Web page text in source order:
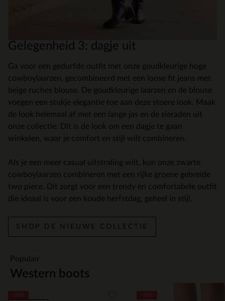
Gelegenheid 3: dagje uit
Ga voor een gedurfde outfit met onze goudkleurige hoge
cowboylaarzen, gecombineerd met een loose fit jeans met
beige ruches blouse. De goudkleurige laarzen en de blouse
voegen een stukje elegantie toe aan deze stoere look. Maak
de look helemaal af met een lange jas en de sieraden uit
onze collectie. Dit is dé look om een dagje te gaan
winkelen, waar je comfort en stijl wilt combineren.
Als je een meer casual uitstraling wilt, kun onze zwarte
cowboylaarzen combineren met een rijke groene gebreide
two piece. Dit zorgt voor een trendy en comfortabele outfit
die ideaal is voor een koude herfstdag, geheel in stijl.
SHOP DE NIEUWE COLLECTIE
Western boots
Populair